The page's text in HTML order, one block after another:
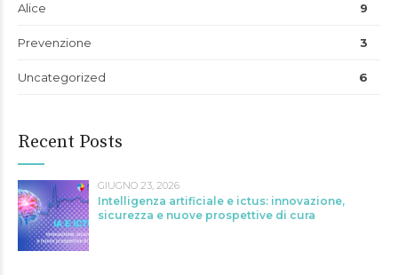
Alice 9
Prevenzione 3
Uncategorized 6
Recent Posts
GIUGNO 23, 2026
Intelligenza artificiale e ictus: innovazione,
sicurezza e nuove prospettive di cura